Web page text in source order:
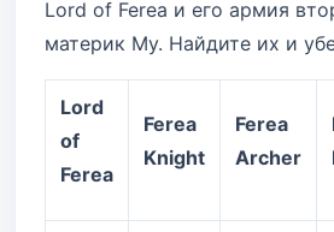
Lord of Ferea и его армия
материк Му. Найдите их и
Lord
of
Ferea
Ferea
Knight
Ferea
Archer